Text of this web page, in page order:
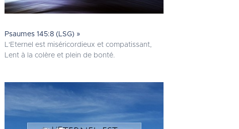
Psaumes 145:8 (LSG) »
L'Eternel est miséricordieux et compatissant,
Lent à la colère et plein de bonté.